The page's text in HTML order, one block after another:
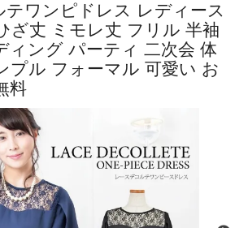
テワンピドレス レディース
ざ丈 ミモレ丈 フリル 半袖
ィング パーティ 二次会 体
プル フォーマル 可愛い お
料